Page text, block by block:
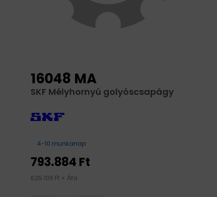
16048 MA
SKF Mélyhornyú golyóscsapágy
4-10 munkanap
793.884 Ft
625.106 Ft + Áfa